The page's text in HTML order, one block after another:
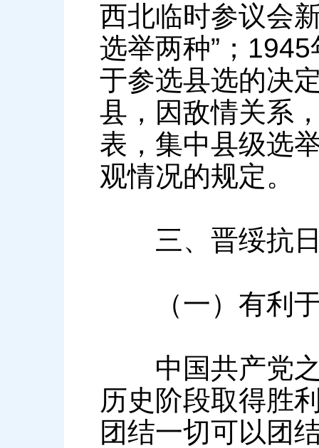
西北临时参议会
选举两种”；
于参选县选的决
县，因敌情关系
表，集中县级选
观情况的规定。
三、晋绥抗日
（一）有利于
中国共产党之
历史阶段取得胜
团结一切可以团